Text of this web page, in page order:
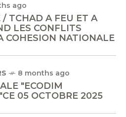
ago
TCHAD A FEU ET A
LES CONFLITS
COHESION NATIONALE
8 months ago
"ECODIM
05 OCTOBRE 2025